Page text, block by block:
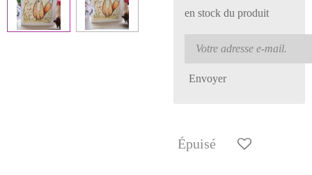
en stock du produit
Envoyer
Épuisé